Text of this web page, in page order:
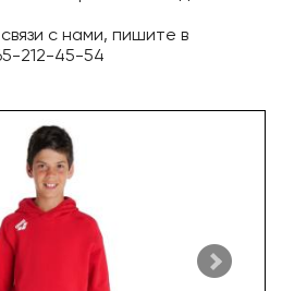
с нами, пишите в
212-45-54